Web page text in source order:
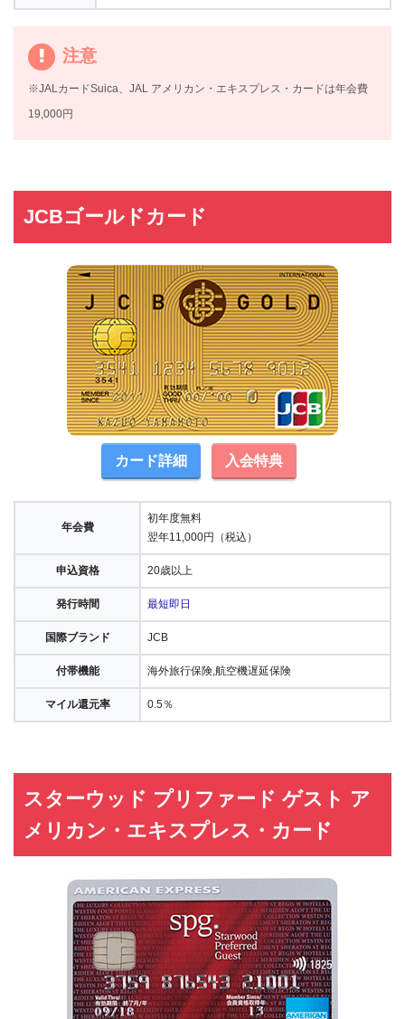
注意
※JALカードSuica、JAL アメリカン・エキスプレス・カードは年会費
19,000円
JCBゴールドカード
カード詳細 入会特典
年会費
初年度無料
翌年11,000円（税込）
申込資格 20歳以上
発行時間 最短即日
国際ブランド JCB
付帯機能 海外旅行保険,航空機遅延保険
マイル還元率 0.5％
スターウッド プリファード ゲスト ア
メリカン・エキスプレス・カード